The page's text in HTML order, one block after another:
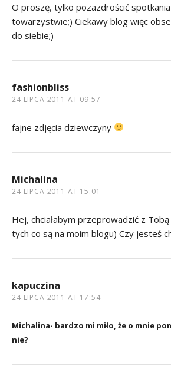
O proszę, tylko pozazdrościć
towarzystwie;) Ciekawy blog więc
do siebie;)
fashionbliss
24 LIPCA 2011 AT 09:57
fajne zdjęcia dziewczyny
Michalina
24 LIPCA 2011 AT 15:01
Hej, chciałabym przeprowadzić z
tych co są na moim blogu) Czy jesteś
kapuczina
24 LIPCA 2011 AT 17:54
Michalina- bardzo mi miło, że o mnie
nie?